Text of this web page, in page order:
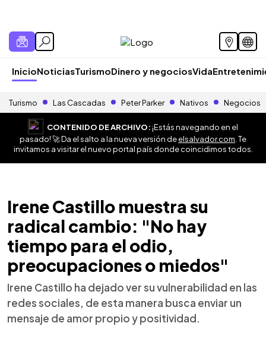
InicioNoticiasTurismoDinero y negociosVida
Turismo Las Cascadas Peter Parker Nativos Negocios
CONTENIDO DE ARCHIVO:¡Estás navegando en el
pasado! 🚀 Da el salto a la nueva versión deelsalvador.com . Te
invitamos a visitar el nuevo portal país donde coincidimos todos.
Irene Castillo muestra su
radical cambio: "No hay
tiempo para el odio,
preocupaciones o miedos"
Irene Castillo ha dejado ver su vulnerabilidad en las
redes sociales, de esta manera busca enviar un
mensaje de amor propio y positividad.